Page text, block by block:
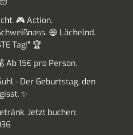
🎮 Action.
😄 Lächelnd.
Tag!" 🏆
Ab 15€ pro Person.
- Der Geburtstag, den
✨
Jetzt buchen: